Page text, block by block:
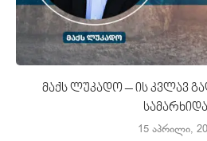
მაქს ლუკადო – ის კვლავ
15 აპრილი,